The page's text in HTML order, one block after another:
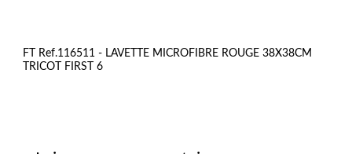
FT Ref.116511 - LAVETTE MICROFIBRE ROUGE 38X38CM
TRICOT FIRST 6